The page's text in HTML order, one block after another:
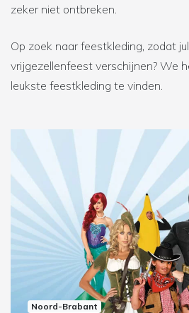
zeker niet ontbreken.
Op zoek naar feestkleding, zodat
vrijgezellenfeest verschijnen? We
leukste feestkleding te vinden.
Noord-Brabant